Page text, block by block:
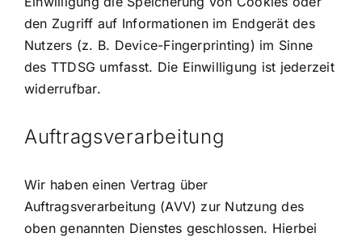
den Zugriff auf Informationen im Endgerät des
Nutzers (z. B. Device-Fingerprinting) im Sinne
des TTDSG umfasst. Die Einwilligung ist jederzeit
widerrufbar.
Auftragsverarbeitung
Wir haben einen Vertrag über
Auftragsverarbeitung (AVV) zur Nutzung des
oben genannten Dienstes geschlossen. Hierbei